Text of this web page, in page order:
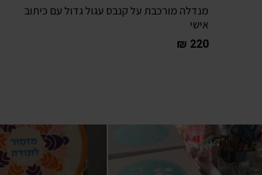
מנדלה מורכבת על קנבס עגול גדול עם כיתוב
אישי
₪ 220
ספפוסיבל! זו מילה התפעלות ב